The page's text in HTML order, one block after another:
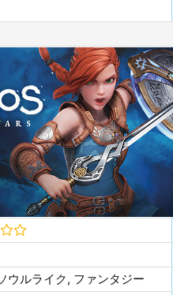
ウルライク, ファンタジー